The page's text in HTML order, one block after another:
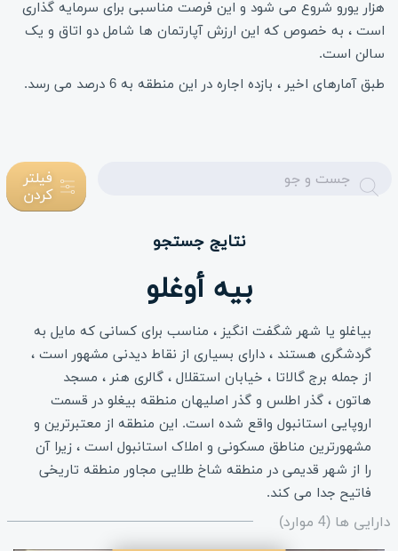
هزار یورو شروع می شود و این فرصت مناسبی برای سرمایه گذاری
است ، به خصوص که این ارزش آپارتمان ها شامل دو اتاق و یک
سالن است.
طبق آمارهای اخیر ، بازده اجاره در این منطقه به 6 درصد می رسد.
Enter
text
فیلتر
کردن
نتایج جستجو
بيه أوغلو
بیاغلو یا شهر شگفت انگیز ، مناسب برای کسانی که مایل به
گردشگری هستند ، دارای بسیاری از نقاط دیدنی مشهور است ،
از جمله برج گالاتا ، خیابان استقلال ، گالری هنر ، مسجد
هاتون ، گذر اطلس و گذر اصلیهان منطقه بیغلو در قسمت
اروپایی استانبول واقع شده است. این منطقه از معتبرترین و
مشهورترین مناطق مسکونی و املاک استانبول است ، زیرا آن
را از شهر قدیمی در منطقه شاخ طلایی مجاور منطقه تاریخی
فاتیح جدا می کند.
دارایی ها (4 موارد)